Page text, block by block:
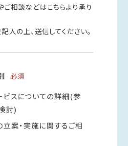
ご相談などはこちらより承り
入の上、送信してください。